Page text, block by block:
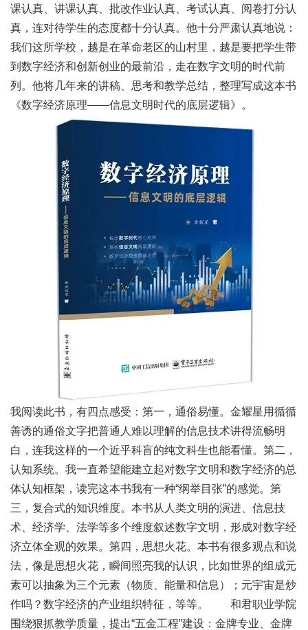
课认真、讲课认真、批改作业认真、考试认真、阅卷打分认
真，连对待学生的态度都十分认真。他十分严肃认真地说：
我们这所学校，越是在革命老区的山村里，越是要把学生带
到数字经济和创新创业的最前沿，走在数字文明的时代前
列。他将几年来的讲稿、思考和教学总结，整理写成这本书
《数字经济原理——信息文明时代的底层逻辑》。
我阅读此书，有四点感受：第一，通俗易懂。金耀星用循循
善诱的通俗文字把普通人难以理解的信息技术讲得流畅明
白，连我这样的一个近乎科盲的纯文科生也能看懂。第二，
认知系统。我一直希望能建立起对数字文明和数字经济的总
体认知框架，读完这本书我有一种“纲举目张”的感觉。第
三，复合式的知识维度。本书从人类文明的演进、信息技
术、经济学、法学等多个维度叙述数字文明，形成对数字经
济立体全观的效果。第四，思想火花。本书有很多观点和说
法，像是思想火花，瞬间照亮我的认识，比如世界的组成元
素可以抽象为三个元素（物质、能量和信息）；元宇宙是炒
作吗？数字经济的产业组织特征，等等。 和君职业学院
围绕狠抓教学质量，提出“五金工程”建设：金牌专业、金牌